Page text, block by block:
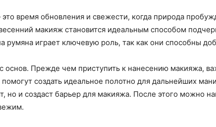
время обновления и свежести, когда природа
макияж становится идеальным способом
румяна играет ключевую роль, так как они способны
основ. Прежде чем приступить к нанесению макияжа,
помогут создать идеальное полотно для дальнейших
но и создаст барьер для макияжа. После этого можно